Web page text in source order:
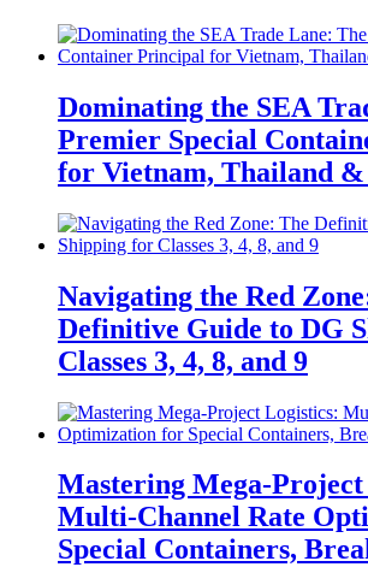
Dominating the SEA
Premier Special
for Vietnam, Thailand
Navigating the Red
Definitive Guide to DG
Classes 3, 4, 8, and 9
Mastering Mega-
Multi-Channel Rate
Special Containers,